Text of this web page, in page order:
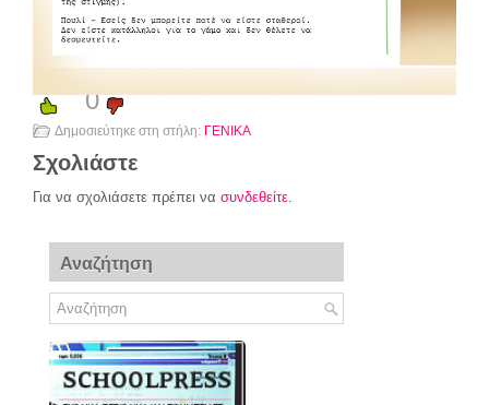
0
Δημοσιεύτηκε στη στήλη: ΓΕΝΙΚΑ
Σχολιάστε
Για να σχολιάσετε πρέπει να συνδεθείτε.
Αναζήτηση